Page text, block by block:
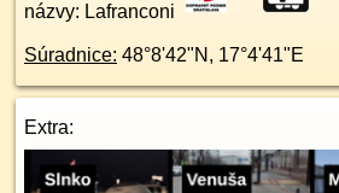
názvy: Lafranconi
Súradnice: 48°8'42"N , 17°4'41"E
Extra: